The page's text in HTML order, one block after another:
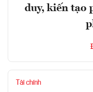
duy, kiến tạo
Tài chính